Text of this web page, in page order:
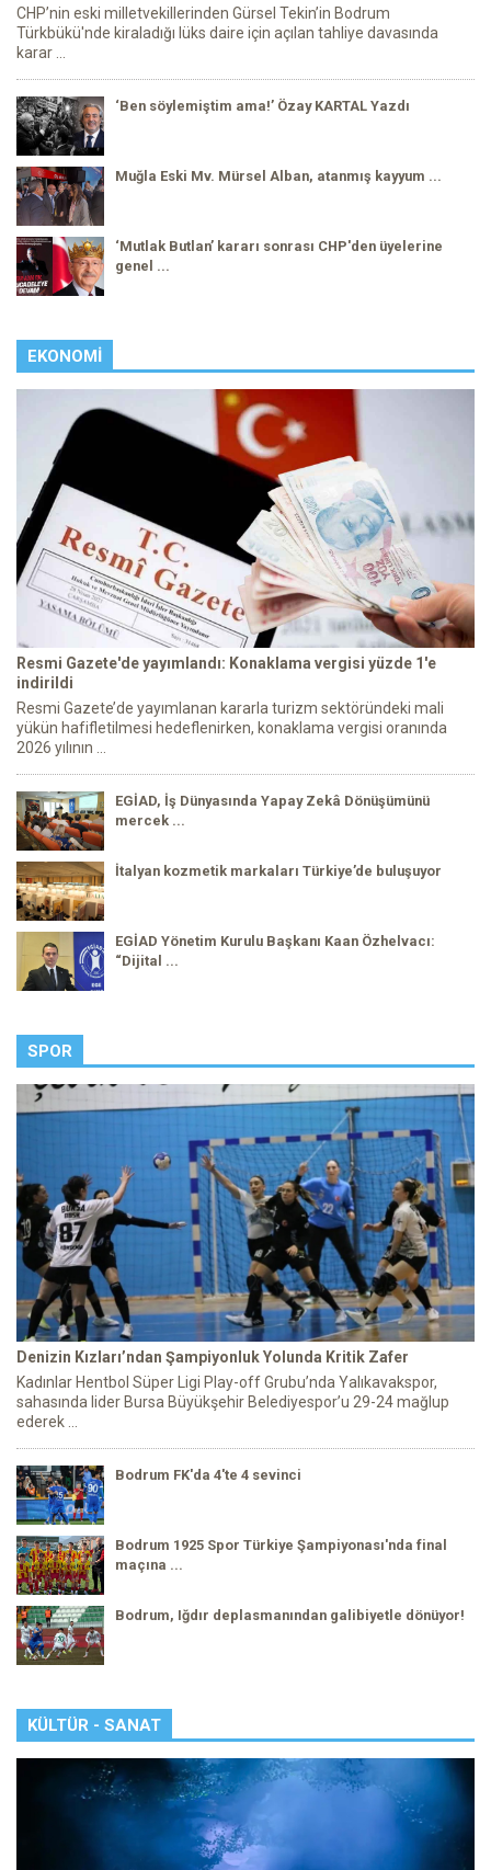
CHP’nin eski milletvekillerinden Gürsel Tekin’in Bodrum
Türkbükü'nde kiraladığı lüks daire için açılan tahliye davasında
karar ...
‘Ben söylemiştim ama!’ Özay KARTAL Yazdı
Muğla Eski Mv. Mürsel Alban, atanmış kayyum ...
‘Mutlak Butlan’ kararı sonrası CHP'den üyelerine
genel ...
EKONOMI
Resmi Gazete'de yayımlandı: Konaklama vergisi yüzde 1'e
indirildi
Resmi Gazete’de yayımlanan kararla turizm sektöründeki mali
yükün hafifletilmesi hedeflenirken, konaklama vergisi oranında
2026 yılının ...
EGİAD, İş Dünyasında Yapay Zekâ Dönüşümünü
mercek ...
İtalyan kozmetik markaları Türkiye’de buluşuyor
EGİAD Yönetim Kurulu Başkanı Kaan Özhelvacı:
“Dijital ...
SPOR
Denizin Kızları’ndan Şampiyonluk Yolunda Kritik Zafer
Kadınlar Hentbol Süper Ligi Play-off Grubu’nda Yalıkavakspor,
sahasında lider Bursa Büyükşehir Belediyespor’u 29-24 mağlup
ederek ...
Bodrum FK'da 4'te 4 sevinci
Bodrum 1925 Spor Türkiye Şampiyonası'nda final
maçına ...
Bodrum, Iğdır deplasmanından galibiyetle dönüyor!
KÜLTÜR - SANAT